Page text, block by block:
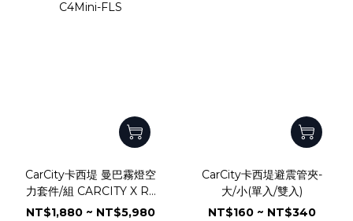
CarCity卡西堤 曼巴霧燈空
力套件/組 CARCITY X R2
C4Mini-FLS
NT$1,880 ~ NT$5,980
CarCity卡西堤避震管夾-
大/小(單入/雙入)
NT$160 ~ NT$340